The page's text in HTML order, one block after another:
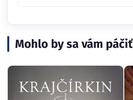
Mohlo by sa vám páčiť